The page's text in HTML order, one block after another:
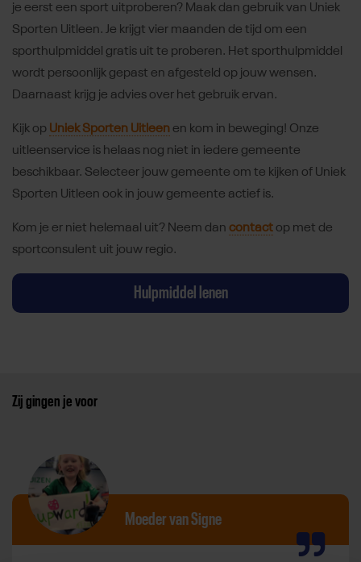
je eerst een sport uitproberen? Maak dan gebruik van Uniek
Sporten Uitleen. Je krijgt vier maanden de tijd om een
sporthulpmiddel gratis uit te proberen. Het sporthulpmiddel
wordt persoonlijk gepast en afgesteld op jouw wensen.
Daarnaast krijg je advies over het gebruik ervan.
Kijk op Uniek Sporten Uitleen en kom in beweging! Onze
uitleenservice is helaas nog niet in iedere gemeente
beschikbaar. Selecteer jouw gemeente om te kijken of Uniek
Sporten Uitleen ook in jouw gemeente actief is.
Kom je er niet helemaal uit? Neem dan contact op met de
sportconsulent uit jouw regio.
Hulpmiddel lenen
Zij gingen je voor
Moeder van Signe